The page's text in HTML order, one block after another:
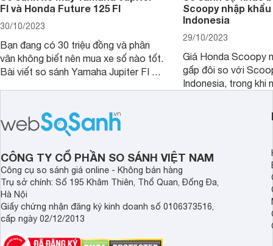
FI và Honda Future 125 FI
30/10/2023
Bạn đang có 30 triệu đồng và phân
vân không biết nên mua xe số nào tốt.
Bài viết so sánh Yamaha Jupiter FI và
Scoopy nhập
Indonesia
29/10/2023
Giá Honda Scoopy
gấp đôi so với
Indonesia, trong khi
chênh lệch giá lớn
sánh Honda
CÔNG TY CỔ PHẦN SO SÁNH VIỆT NAM
Công cụ so sánh giá online - Không bán hàng
Trụ sở chính: Số 195 Khâm Thiên, Thổ Quan, Đống Đa,
Hà Nội
Giấy chứng nhận đăng ký kinh doanh số 0106373516,
cấp ngày 02/12/2013